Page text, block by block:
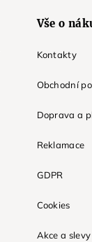
Vše o
Kontakty
Obchodní
Doprava a
Reklamace
GDPR
Cookies
Akce a slevy